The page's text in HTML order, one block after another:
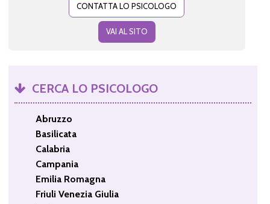
CONTATTA LO PSICOLOGO
VAI AL SITO
CERCA LO PSICOLOGO
Abruzzo
Basilicata
Calabria
Campania
Emilia Romagna
Friuli Venezia Giulia